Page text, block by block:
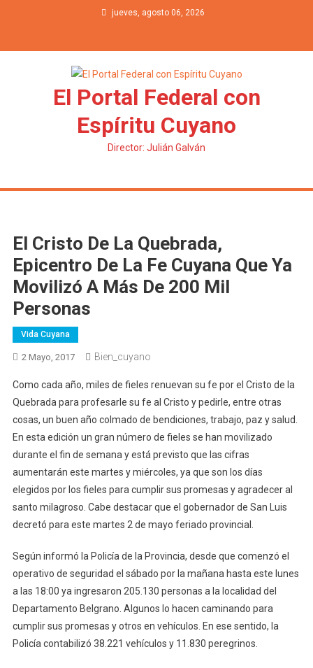
jueves, agosto 06, 2026
El Portal Federal con
Espíritu Cuyano
Director: Julián Galván
El Cristo De La Quebrada,
Epicentro De La Fe Cuyana Que Ya
Movilizó A Más De 200 Mil
Personas
Vida Cuyana
2 Mayo, 2017 Bien_cuyano
Como cada año, miles de fieles renuevan su fe por el Cristo de la
Quebrada para profesarle su fe al Cristo y pedirle, entre otras
cosas, un buen año colmado de bendiciones, trabajo, paz y salud.
En esta edición un gran número de fieles se han movilizado
durante el fin de semana y está previsto que las cifras
aumentarán este martes y miércoles, ya que son los días
elegidos por los fieles para cumplir sus promesas y agradecer al
santo milagroso. Cabe destacar que el gobernador de San Luis
decretó para este martes 2 de mayo feriado provincial.
Según informó la Policía de la Provincia, desde que comenzó el
operativo de seguridad el sábado por la mañana hasta este lunes
a las 18:00 ya ingresaron 205.130 personas a la localidad del
Departamento Belgrano. Algunos lo hacen caminando para
cumplir sus promesas y otros en vehículos. En ese sentido, la
Policía contabilizó 38.221 vehículos y 11.830 peregrinos.